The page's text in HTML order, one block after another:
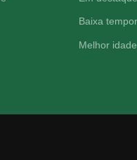
Baixa
Melhor idade